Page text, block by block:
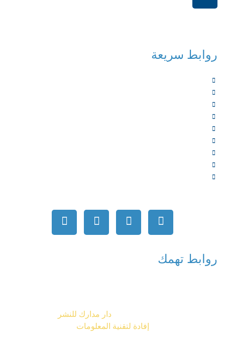
روابط سريعة
روابط تهمك
دار مدارك للنشر
إفادة لتقنية المعلومات